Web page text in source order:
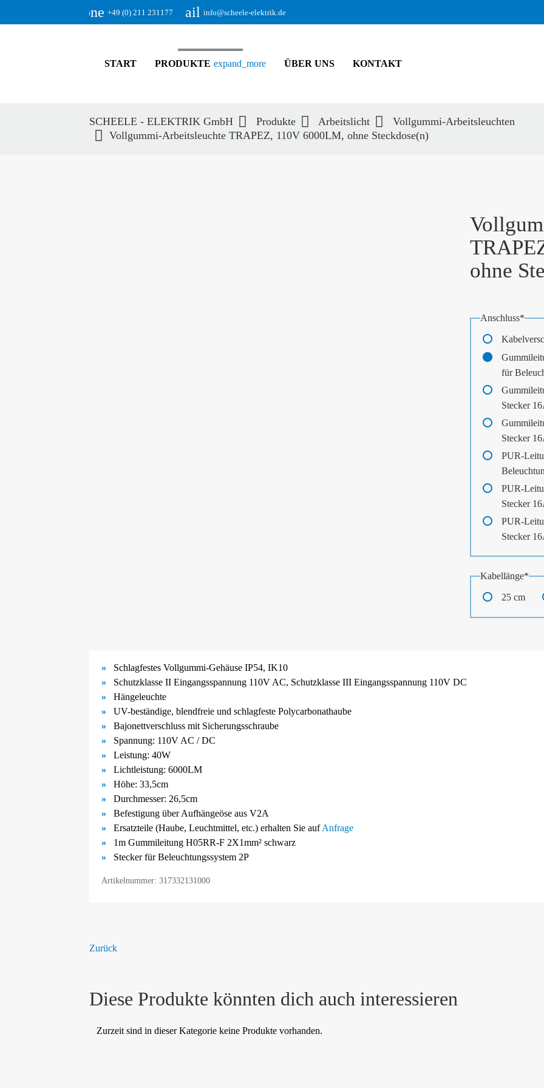
phone +49 (0) 211 231177email info@scheele-elektrik.de
START PRODUKTE expand_more ÜBER UNS KONTAKT
Suchbegriffe
SCHEELE - ELEKTRIK GmbH Produkte Arbeitslicht
Vollgummi-Arbeitsleuchten
Vollgummi-Arbeitsleuchte TRAPEZ, 110V 6000LM, ohne Steckdose(n)
ohne
Pflichtfeld
Anschluss*
für
Stecker
Stecker
PUR-
PUR-
Stecker
PUR-
Stecker
Pflichtfeld
Kabellänge*
25 cm
Schlagfestes Vollgummi-Gehäuse IP54, IK10
Schutzklasse II Eingangsspannung 110V AC, Schutzklasse III Eingangsspannung 110V DC
Hängeleuchte
UV-beständige, blendfreie und schlagfeste Polycarbonathaube
Bajonettverschluss mit Sicherungsschraube
Spannung: 110V AC / DC
Leistung: 40W
Lichtleistung: 6000LM
Höhe: 33,5cm
Durchmesser: 26,5cm
Befestigung über Aufhängeöse aus V2A
Ersatzteile (Haube, Leuchtmittel, etc.) erhalten Sie aufAnfrage
1m Gummileitung H05RR-F 2X1mm² schwarz
Stecker für Beleuchtungssystem 2P
Artikelnummer: 317332131000
Zurück
Diese Produkte könnten dich auch interessieren
Zurzeit sind in dieser Kategorie keine Produkte vorhanden.